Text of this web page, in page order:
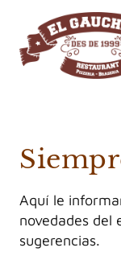
Aquí le
novedades del
sugerencias.